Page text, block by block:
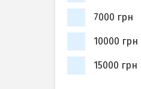
7000 грн
10000 грн
15000 грн